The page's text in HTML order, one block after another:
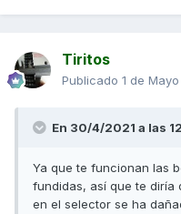
Tiritos
Publicado 1 de
En 30/4/2021 a las
Ya que te funcionan las
fundidas, así que te diría
en el selector se ha